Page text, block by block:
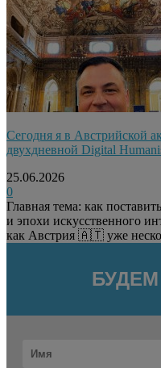
Сегодня я в Австрийской
двухдневной Digital
25.06.2026
0
Главная тема: как
и эпохи искусственного
как Австрия 🇦🇹 уже